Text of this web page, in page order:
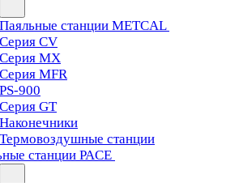
Паяльные станции METCAL
Серия CV
Серия MX
Серия MFR
PS-900
Серия GT
Наконечники
Термовоздушные станции
станции PACE